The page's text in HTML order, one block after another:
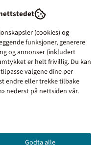
Merkefabrikken
nettbutikk. Legg varene
symbolet oppe til høyre
til kassen.
borettslag,
30 dagers
sjekker ut av
du
(cookies) og
funksjoner, generere
og annonser (inkludert
er helt frivillig. Du kan
valgene dine per
endre eller trekke tilbake
nederst på nettsiden vår.
Godta alle